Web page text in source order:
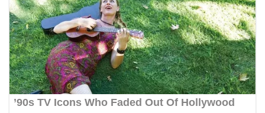
Kemerdekaan Republik Indonesia yang ke-81,
Bhabinkamtibmas Kelurahan Sunggal, Aiptu
Muliyadi Suraukur, melaksanakan kegiatan
sambang Door to Door System (DDS) kepada
warga di wilayah Kelurahan Sunggal, Kecamatan
Medan Sunggal, pada Rabu (05/08/2026).‎‎Kegiatan
tersebut berlangsung sejak pukul 09.00 WIB
hingga selesai, menyasar rumah-rumah warga di
beberapa lingkungan yang ada di kelurahan